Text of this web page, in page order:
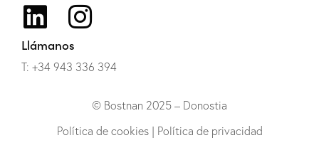
Llámanos
T: +34 943 336 394
© Bostnan 2025 – Donostia
Política de cookies| Política de privacidad